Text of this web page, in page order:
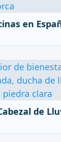
en
de